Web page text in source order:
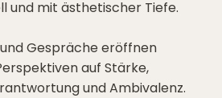
und mit ästhetischer Tiefe.
und Gespräche eröffnen
auf Stärke,
und Ambivalenz.